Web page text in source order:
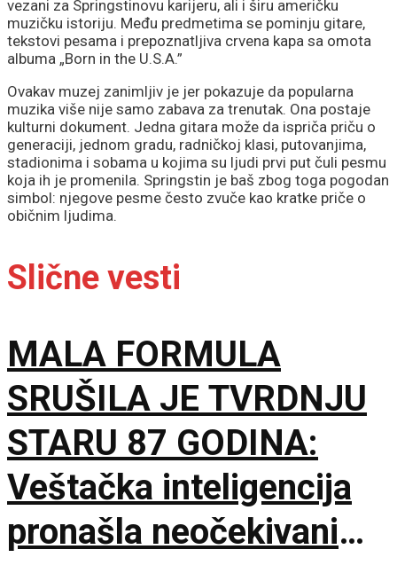
vezani za Springstinovu karijeru, ali i širu američku
muzičku istoriju. Među predmetima se pominju gitare,
tekstovi pesama i prepoznatljiva crvena kapa sa omota
albuma „Born in the U.S.A.”
Ovakav muzej zanimljiv je jer pokazuje da popularna
muzika više nije samo zabava za trenutak. Ona postaje
kulturni dokument. Jedna gitara može da ispriča priču o
generaciji, jednom gradu, radničkoj klasi, putovanjima,
stadionima i sobama u kojima su ljudi prvi put čuli pesmu
koja ih je promenila. Springstin je baš zbog toga pogodan
simbol: njegove pesme često zvuče kao kratke priče o
običnim ljudima.
Slične vesti
MALA FORMULA
SRUŠILA JE TVRDNJU
STARU 87 GODINA:
Veštačka inteligencija
pronašla neočekivani